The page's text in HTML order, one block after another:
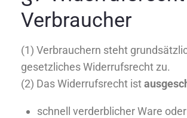
Verbraucher
(1) Verbrauchern steht
gesetzliches Widerrufsrecht zu.
(2) Das Widerrufsrecht ist
schnell verderblicher Ware